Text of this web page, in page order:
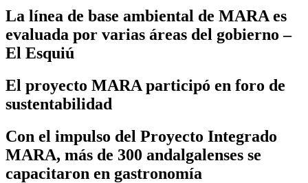
La línea de base ambiental de MARA es
evaluada por varias áreas del gobierno –
El Esquiú
El proyecto MARA participó en foro de
sustentabilidad
Con el impulso del Proyecto Integrado
MARA, más de 300 andalgalenses se
capacitaron en gastronomía